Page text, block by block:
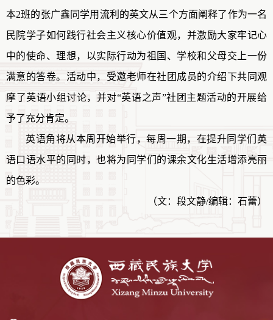
本2班的张广鑫同学用流利的英文从三个方面阐释了作为一名
民院学子如何践行社会主义核心价值观，并激励大家牢记心
中的使命、理想，以实际行动为祖国、学校和父母交上一份
满意的答卷。活动中，受邀老师在社团成员的介绍下共同观
摩了英语小组讨论，并对“英语之声”社团主题活动的开展给
予了充分肯定。
英语角将从本周开始举行，每周一期， 在提升同学们 英
语口语水平的 同时，也将为同学们的课余文化生活增添亮丽
的色彩。
（文：段文静/编辑： 石蕾）